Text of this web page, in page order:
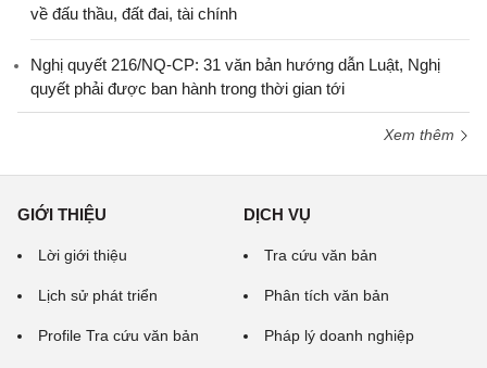
về đấu thầu, đất đai, tài chính
Nghị quyết 216/NQ-CP: 31 văn bản hướng dẫn Luật, Nghị
quyết phải được ban hành trong thời gian tới
Xem thêm
GIỚI THIỆU
Lời giới thiệu
Lịch sử phát triển
Profile Tra cứu văn bản
DỊCH VỤ
Tra cứu văn bản
Phân tích văn bản
Pháp lý doanh nghiệp